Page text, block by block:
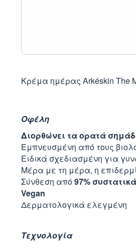
Κρέμα ημέρας Arkéskin The
Οφέλη
Διορθώνει τα ορατά
Εμπνευσμένη από τους
Ειδικά σχεδιασμένη για
Μέρα με τη μέρα, η
Σύνθεση από97%
Vegan
Δερματολογικά ελεγμένη
Τεχνολογία